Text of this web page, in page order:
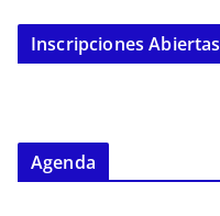
Inscripciones Abiertas
Agenda